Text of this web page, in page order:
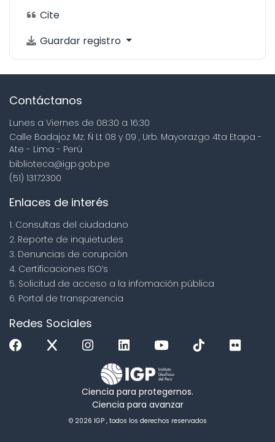
Cite
Guardar registro
Contáctanos
Lunes a Viernes de 08:30 a 16:30
Calle Badajoz Mz. Ñ Lt 08 y 09 , Urb. Mayorazgo 4ta Etapa -
Ate - Lima - Perú
biblioteca@igp.gob.pe
(51) 13172300
Enlaces de interés
1. Consultas del ciudadano
2. Reporte de inquietudes
3. Denuncias de corupción
4. Certificaciones ISO’s
5. Solicitud de acceso a la infomación pública
6. Portal de transparencia
Redes Sociales
Ciencia para protegernos.
Ciencia para avanzar
© 2026 IGP , todos los derechos reservados